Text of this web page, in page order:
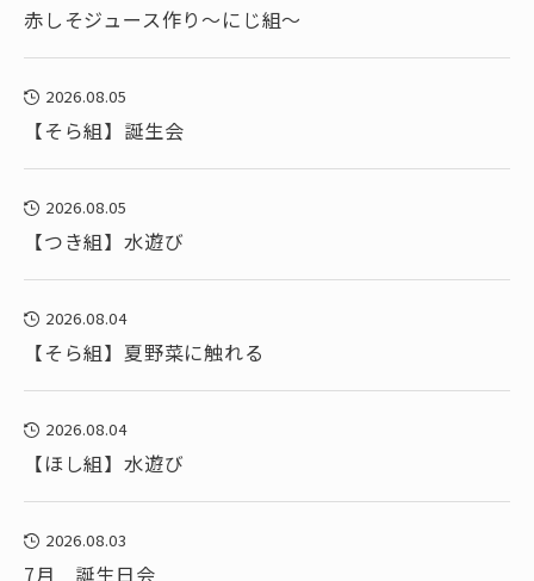
赤しそジュース作り～にじ組～
2026.08.05
【そら組】誕生会
2026.08.05
【つき組】水遊び
2026.08.04
【そら組】夏野菜に触れる
2026.08.04
【ほし組】水遊び
2026.08.03
7月 誕生日会